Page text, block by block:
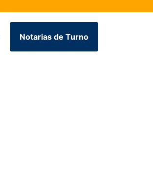
Notarias de Turno